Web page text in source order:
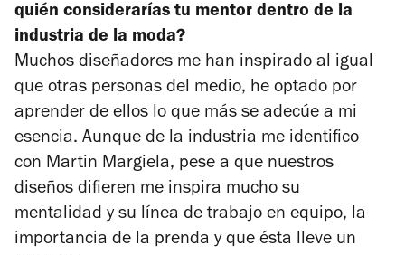
quién considerarías tu mentor dentro de la
industria de la moda?
Muchos diseñadores me han inspirado al igual
que otras personas del medio, he optado por
aprender de ellos lo que más se adecúe a mi
esencia. Aunque de la industria me identifico
con Martin Margiela, pese a que nuestros
diseños difieren me inspira mucho su
mentalidad y su línea de trabajo en equipo, la
importancia de la prenda y que ésta lleve un